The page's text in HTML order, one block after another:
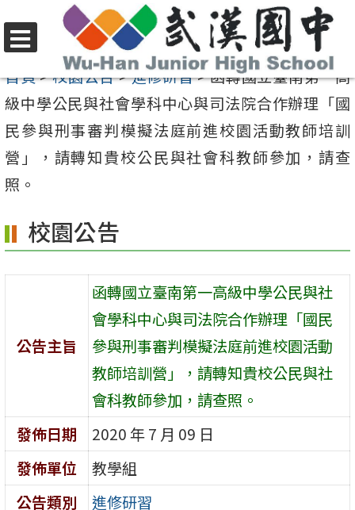
至
要
內
容
區
選
單
首頁>校園公告>進修研習>函轉國立臺南第一高
級中學公民與社會學科中心與司法院合作辦理「國
民參與刑事審判模擬法庭前進校園活動教師培訓
營」，請轉知貴校公民與社會科教師參加，請查
照。
校園公告
公告主旨
函轉國立臺南第一高級中學公民與社
會學科中心與司法院合作辦理「國民
參與刑事審判模擬法庭前進校園活動
教師培訓營」，請轉知貴校公民與社
會科教師參加，請查照。
發佈日期
2020 年 7 月 09 日
發佈單位
教學組
公告類別
進修研習